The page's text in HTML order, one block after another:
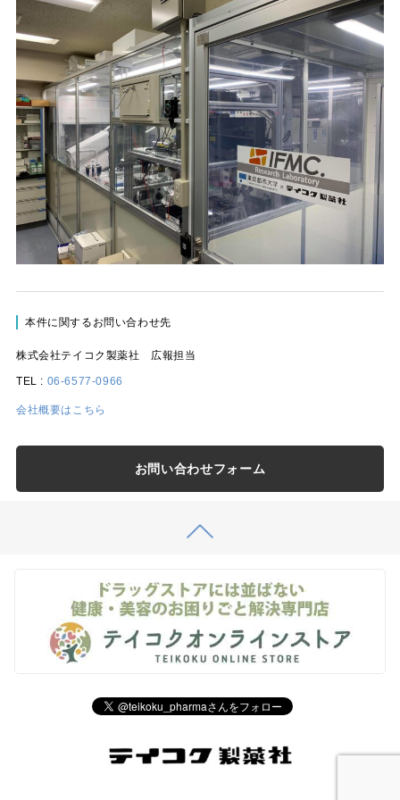
本件に関するお問い合わせ先
株式会社テイコク製薬社 広報担当
TEL : 06-6577-0966
会社概要はこちら
お問い合わせフォーム